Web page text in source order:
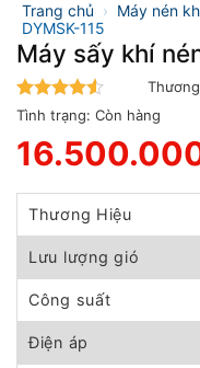
Trang chủ › Máy nén
DYMSK-115
Máy sấy khí
4.5trên 5
Tình trạng: Còn hàng
gốc
là:
18.300.000 ₫.
hiện
tại
16.500.000 ₫.
Thương Hiệu
Lưu lượng gió
Công suất
Điện áp